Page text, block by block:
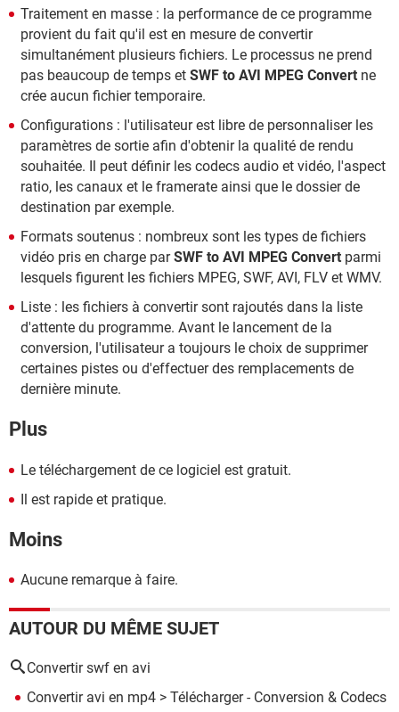
Traitement en masse : la performance de ce programme
provient du fait qu'il est en mesure de convertir
simultanément plusieurs fichiers. Le processus ne prend
pas beaucoup de temps et SWF to AVI MPEG Convert ne
crée aucun fichier temporaire.
Configurations : l'utilisateur est libre de personnaliser les
paramètres de sortie afin d'obtenir la qualité de rendu
souhaitée. Il peut définir les codecs audio et vidéo, l'aspect
ratio, les canaux et le framerate ainsi que le dossier de
destination par exemple.
Formats soutenus : nombreux sont les types de fichiers
vidéo pris en charge parSWF to AVI MPEG Convert parmi
lesquels figurent les fichiers MPEG, SWF, AVI, FLV et WMV.
Liste : les fichiers à convertir sont rajoutés dans la liste
d'attente du programme. Avant le lancement de la
conversion, l'utilisateur a toujours le choix de supprimer
certaines pistes ou d'effectuer des remplacements de
dernière minute.
Plus
Le téléchargement de ce logiciel est gratuit.
Il est rapide et pratique.
Moins
Aucune remarque à faire.
AUTOUR DU MÊME SUJET
Convertir swf en avi
Convertir avi en mp4 > Télécharger - Conversion & Codecs